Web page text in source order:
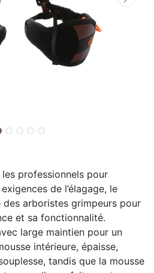
professionnels pour
de l’élagage, le
des arboristes grimpeurs pour
et sa fonctionnalité.
large maintien pour un
intérieure, épaisse,
tandis que la mousse